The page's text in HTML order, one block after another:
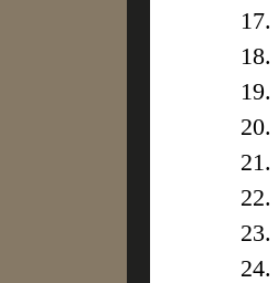
17.
18.
19.
20.
21.
22.
23.
24.